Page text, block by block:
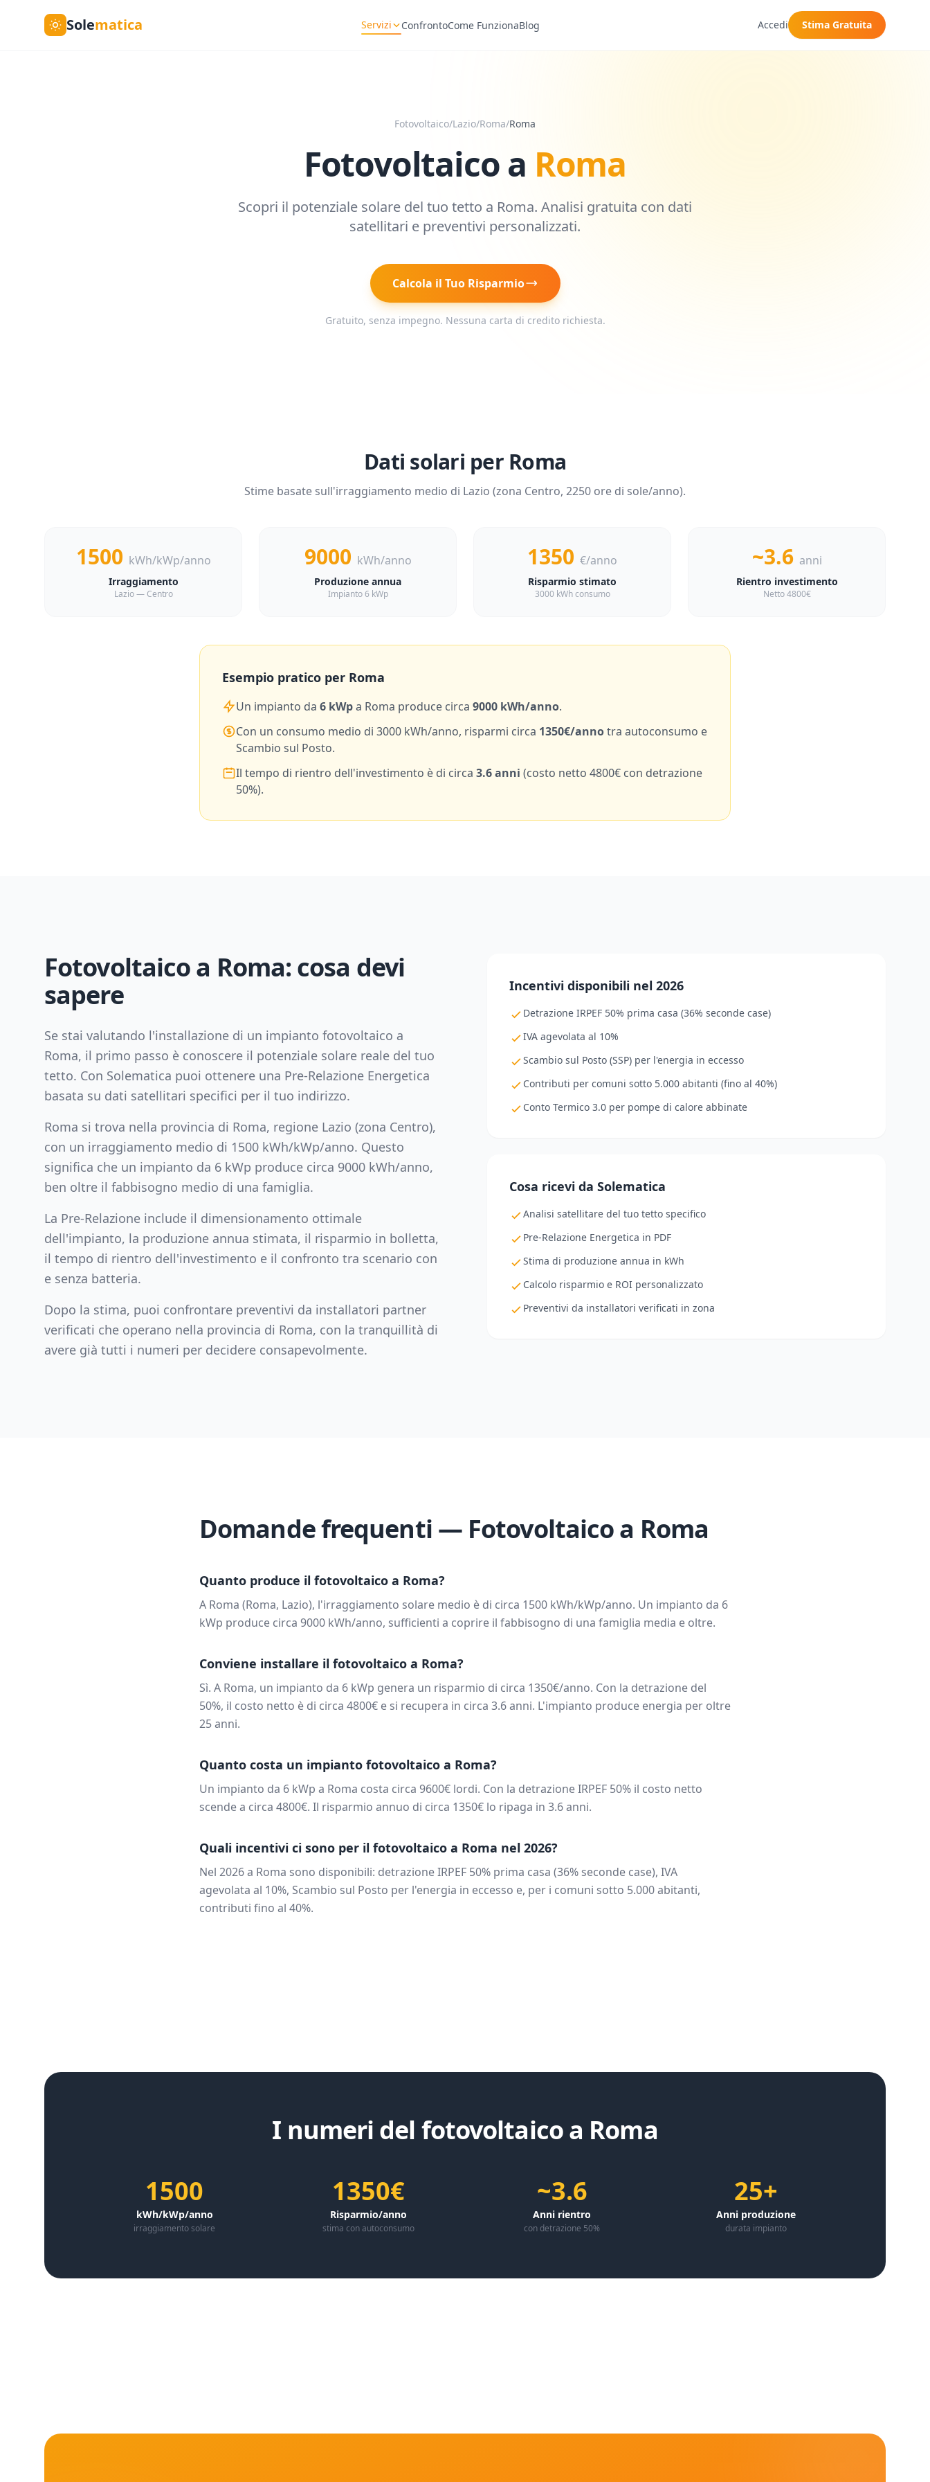
Solematica Servizi ConfrontoCome FunzionaBlog Accedi Stima Gratuita
Fotovoltaico/Lazio/Roma/Roma
Fotovoltaico a Roma
Scopri il potenziale solare del tuo tetto a Roma. Analisi gratuita con dati
satellitari e preventivi personalizzati.
Calcola il Tuo Risparmio
Gratuito, senza impegno. Nessuna carta di credito richiesta.
Dati solari per Roma
Stime basate sull'irraggiamento medio di Lazio (zona Centro, 2250 ore di sole/anno).
1500 kWh/kWp/anno
Irraggiamento
Lazio — Centro
9000 kWh/anno
Produzione annua
Impianto 6 kWp
1350 €/anno
Risparmio stimato
3000 kWh consumo
~3.6 anni
Rientro investimento
Netto 4800€
Esempio pratico per Roma
Un impianto da 6 kWpa Roma produce circa 9000 kWh/anno.
Con un consumo medio di 3000 kWh/anno, risparmi circa 1350€/annotra autoconsumo e
Scambio sul Posto.
Il tempo di rientro dell'investimento è di circa 3.6anni (costo netto 4800€ con detrazione
50%).
Fotovoltaico a Roma: cosa devi
sapere
Se stai valutando l'installazione di un impianto fotovoltaico a
Roma, il primo passo è conoscere il potenziale solare reale del tuo
tetto. Con Solematica puoi ottenere una Pre-Relazione Energetica
basata su dati satellitari specifici per il tuo indirizzo.
Roma si trova nella provincia di Roma, regione Lazio (zona Centro),
con un irraggiamento medio di 1500 kWh/kWp/anno. Questo
significa che un impianto da 6 kWp produce circa 9000 kWh/anno,
ben oltre il fabbisogno medio di una famiglia.
La Pre-Relazione include il dimensionamento ottimale
dell'impianto, la produzione annua stimata, il risparmio in bolletta,
il tempo di rientro dell'investimento e il confronto tra scenario con
e senza batteria.
Dopo la stima, puoi confrontare preventivi da installatori partner
verificati che operano nella provincia di Roma, con la tranquillità di
avere già tutti i numeri per decidere consapevolmente.
Incentivi disponibili nel 2026
Detrazione IRPEF 50% prima casa (36% seconde case)
IVA agevolata al 10%
Scambio sul Posto (SSP) per l'energia in eccesso
Contributi per comuni sotto 5.000 abitanti (fino al 40%)
Conto Termico 3.0 per pompe di calore abbinate
Cosa ricevi da Solematica
Analisi satellitare del tuo tetto specifico
Pre-Relazione Energetica in PDF
Stima di produzione annua in kWh
Calcolo risparmio e ROI personalizzato
Preventivi da installatori verificati in zona
Domande frequenti — Fotovoltaico a Roma
Quanto produce il fotovoltaico a Roma?
A Roma (Roma, Lazio), l'irraggiamento solare medio è di circa 1500 kWh/kWp/anno. Un impianto da 6
kWp produce circa 9000 kWh/anno, sufficienti a coprire il fabbisogno di una famiglia media e oltre.
Conviene installare il fotovoltaico a Roma?
Sì. A Roma, un impianto da 6 kWp genera un risparmio di circa 1350€/anno. Con la detrazione del
50%, il costo netto è di circa 4800€ e si recupera in circa 3.6anni. L'impianto produce energia per oltre
25 anni.
Quanto costa un impianto fotovoltaico a Roma?
Un impianto da 6 kWp a Roma costa circa 9600€ lordi. Con la detrazione IRPEF 50% il costo netto
scende a circa 4800€. Il risparmio annuo di circa 1350€ lo ripaga in 3.6anni.
Quali incentivi ci sono per il fotovoltaico a Roma nel 2026?
Nel 2026 a Roma sono disponibili: detrazione IRPEF 50% prima casa (36% seconde case), IVA
agevolata al 10%, Scambio sul Posto per l'energia in eccesso e, per i comuni sotto 5.000 abitanti,
contributi fino al 40%.
I numeri del fotovoltaico a Roma
1500
kWh/kWp/anno
irraggiamento solare
1350€
Risparmio/anno
stima con autoconsumo
~3.6
Anni rientro
con detrazione 50%
25+
Anni produzione
durata impianto